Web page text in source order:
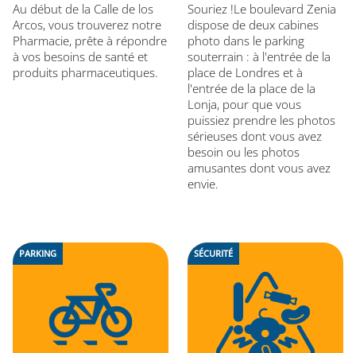
Au début de la Calle de los
Arcos, vous trouverez notre
Pharmacie, prête à répondre
à vos besoins de santé et
produits pharmaceutiques.
Souriez !Le boulevard Zenia
dispose de deux cabines
photo dans le parking
souterrain : à l'entrée de la
place de Londres et à
l'entrée de la place de la
Lonja, pour que vous
puissiez prendre les photos
sérieuses dont vous avez
besoin ou les photos
amusantes dont vous avez
envie.
PARKING SÉCURITÉ